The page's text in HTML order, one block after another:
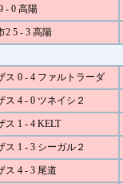
- 0 高陽
2 5 - 3 高陽
ス 0 - 4 ファルトラーダ
ス 4 - 0 ツネイシ２
ス 1 - 4 KELT
ス 1 - 3 シーガル２
ス 4 - 3 尾道